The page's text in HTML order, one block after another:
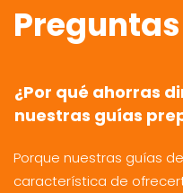
¿Por qué ahorras
nuestras guías
Porque nuestras guías
característica de